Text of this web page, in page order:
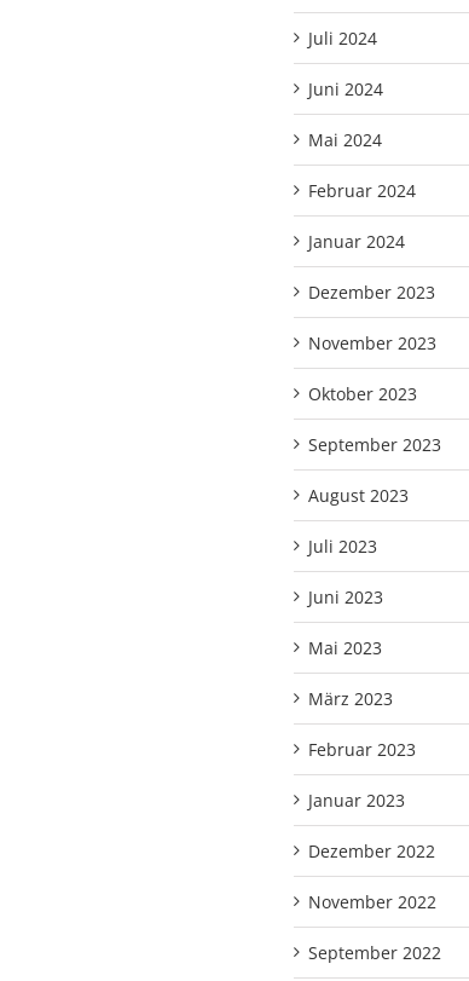
Juli 2024
Juni 2024
Mai 2024
Februar 2024
Januar 2024
Dezember 2023
November 2023
Oktober 2023
September 2023
August 2023
Juli 2023
Juni 2023
Mai 2023
März 2023
Februar 2023
Januar 2023
Dezember 2022
November 2022
September 2022